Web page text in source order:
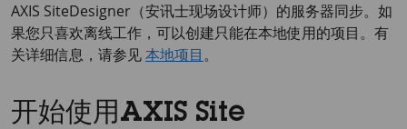
AXIS SiteDesigner（安讯士现场设计师）的服务器同步。如
果您只喜欢离线工作，可以创建只能在本地使用的项目。有
关详细信息，请参见本地项目。
开始使用AXIS Site